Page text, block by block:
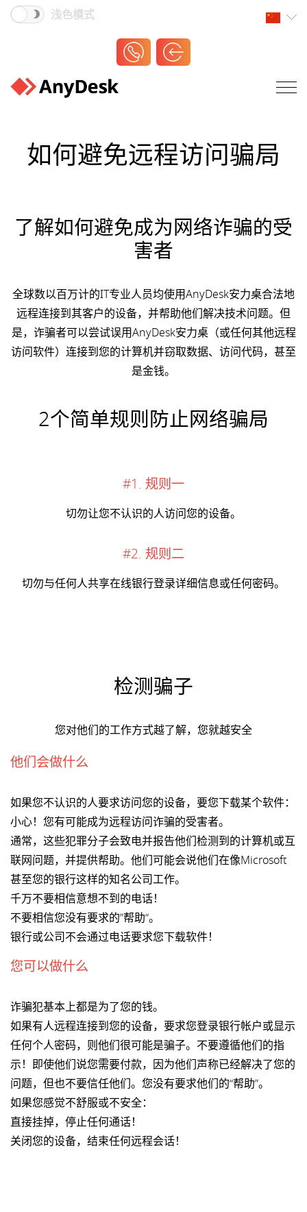
浅色模式
如何避免远程访问骗局
了解如何避免成为网络诈骗的受
害者
全球数以百万计的IT专业人员均使用AnyDesk安力桌合法地
远程连接到其客户的设备，并帮助他们解决技术问题。但
是，诈骗者可以尝试误用AnyDesk安力桌（或任何其他远程
访问软件）连接到您的计算机并窃取数据、访问代码，甚至
是金钱。
2个简单规则防止网络骗局
#1. 规则一
切勿让您不认识的人访问您的设备。
#2. 规则二
切勿与任何人共享在线银行登录详细信息或任何密码。
检测骗子
您对他们的工作方式越了解，您就越安全
他们会做什么
如果您不认识的人要求访问您的设备，要您下载某个软件：
小心！您有可能成为远程访问诈骗的受害者。
通常，这些犯罪分子会致电并报告他们检测到的计算机或互
联网问题，并提供帮助。他们可能会说他们在像Microsoft
甚至您的银行这样的知名公司工作。
千万不要相信意想不到的电话！
不要相信您没有要求的”帮助“。
银行或公司不会通过电话要求您下载软件！
您可以做什么
诈骗犯基本上都是为了您的钱。
如果有人远程连接到您的设备，要求您登录银行帐户或显示
任何个人密码，则他们很可能是骗子。不要遵循他们的指
示！即使他们说您需要付款，因为他们声称已经解决了您的
问题，但也不要信任他们。您没有要求他们的“帮助”。
如果您感觉不舒服或不安全：
直接挂掉，停止任何通话！
关闭您的设备，结束任何远程会话！